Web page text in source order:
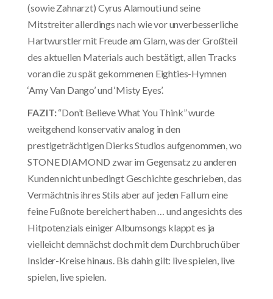
(sowie Zahnarzt) Cyrus Alamouti und seine
Mitstreiter allerdings nach wie vor unverbesserliche
Hartwurstler mit Freude am Glam, was der Großteil
des aktuellen Materials auch bestätigt, allen Tracks
voran die zu spät gekommenen Eighties-Hymnen
‘Amy Van Dango’ und ‘Misty Eyes’.
FAZIT:“Don’t Believe What You Think” wurde
weitgehend konservativ analog in den
prestigeträchtigen Dierks Studios aufgenommen, wo
STONE DIAMOND zwar im Gegensatz zu anderen
Kunden nicht unbedingt Geschichte geschrieben, das
Vermächtnis ihres Stils aber auf jeden Fall um eine
feine Fußnote bereichert haben … und angesichts des
Hitpotenzials einiger Albumsongs klappt es ja
vielleicht demnächst doch mit dem Durchbruch über
Insider-Kreise hinaus. Bis dahin gilt: live spielen, live
spielen, live spielen.